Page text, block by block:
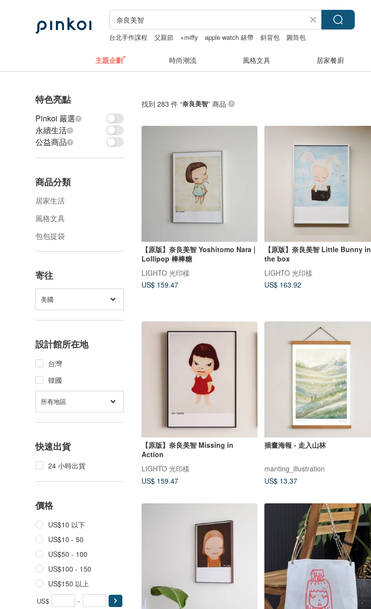
台北手作課程 父親節 +miffy apple watch 錶帶 斜背包
圓筒包
主題企劃 時尚潮流 風格文具 居家餐廚
特色亮點
Pinkoi 嚴選
永續生活
公益商品
商品分類
居家生活
風格文具
包包提袋
寄往
美國
設計館所在地
台灣
韓國
所有地區
快速出貨
24 小時出貨
價格
US$10 以下
US$10 - 50
US$50 - 100
US$100 - 150
US$150 以上
US$ -
找到 283 件 “奈良美智” 商品
【原版】奈良美智 Yoshitomo Nara |
Lollipop 棒棒糖
LIGHTO 光印樣
US$ 159.47
【原版】奈良美智 Little Bunny in
the box
LIGHTO 光印樣
US$ 163.92
【原版】奈良美智 Missing in
Action
LIGHTO 光印樣
US$ 159.47
插畫海報 - 走入山林
manting_illustration
US$ 13.37